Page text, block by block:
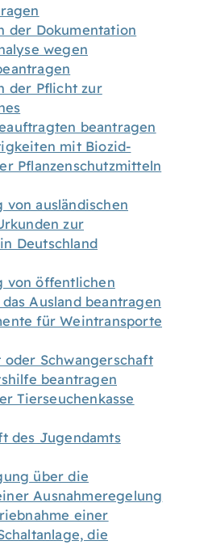
der Dokumentation
wegen
der Pflicht zur
beantragen
mit Biozid-
Pflanzenschutzmitteln
von ausländischen
zur
Deutschland
von öffentlichen
Ausland beantragen
für Weintransporte
oder Schwangerschaft
beantragen
Tierseuchenkasse
des Jugendamts
über die
Ausnahmeregelung
einer
die